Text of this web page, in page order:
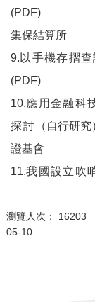
(PDF)
集保結算所
9. 以手機存摺
(PDF)
10.應用金融科
探討 （自行研
證基會
11.我國設立吹
瀏覽人次：
05-10